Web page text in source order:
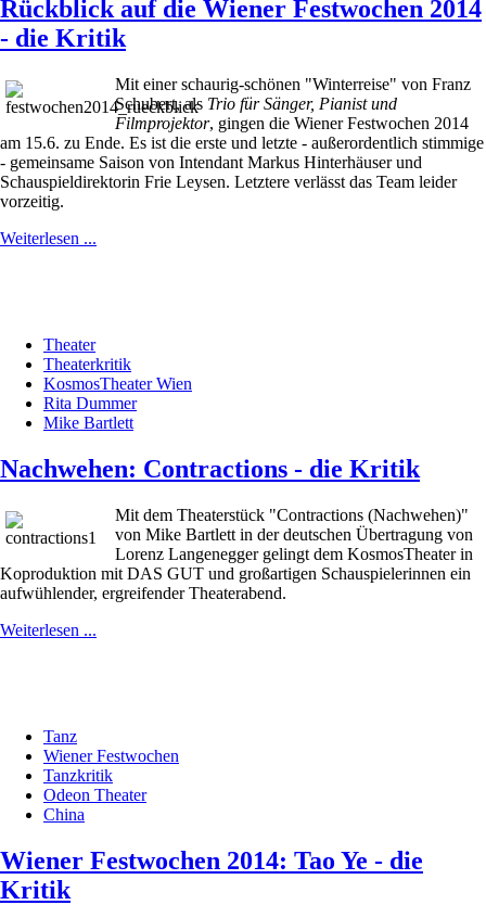
Rückblick auf die Wiener Festwochen 2014
- die Kritik
Mit einer schaurig-schönen "Winterreise" von Franz
Schubert, als Trio für Sänger, Pianist und
Filmprojektor, gingen die Wiener Festwochen 2014
am 15.6. zu Ende. Es ist die erste und letzte - außerordentlich stimmige
- gemeinsame Saison von Intendant Markus Hinterhäuser und
Schauspieldirektorin Frie Leysen. Letztere verlässt das Team leider
vorzeitig.
Weiterlesen ...
Theater
Theaterkritik
KosmosTheater Wien
Rita Dummer
Mike Bartlett
Nachwehen: Contractions - die Kritik
Mit dem Theaterstück "Contractions (Nachwehen)"
von Mike Bartlett in der deutschen Übertragung von
Lorenz Langenegger gelingt dem KosmosTheater in
Koproduktion mit DAS GUT und großartigen Schauspielerinnen ein
aufwühlender, ergreifender Theaterabend.
Weiterlesen ...
Tanz
Wiener Festwochen
Tanzkritik
Odeon Theater
China
Wiener Festwochen 2014: Tao Ye - die
Kritik